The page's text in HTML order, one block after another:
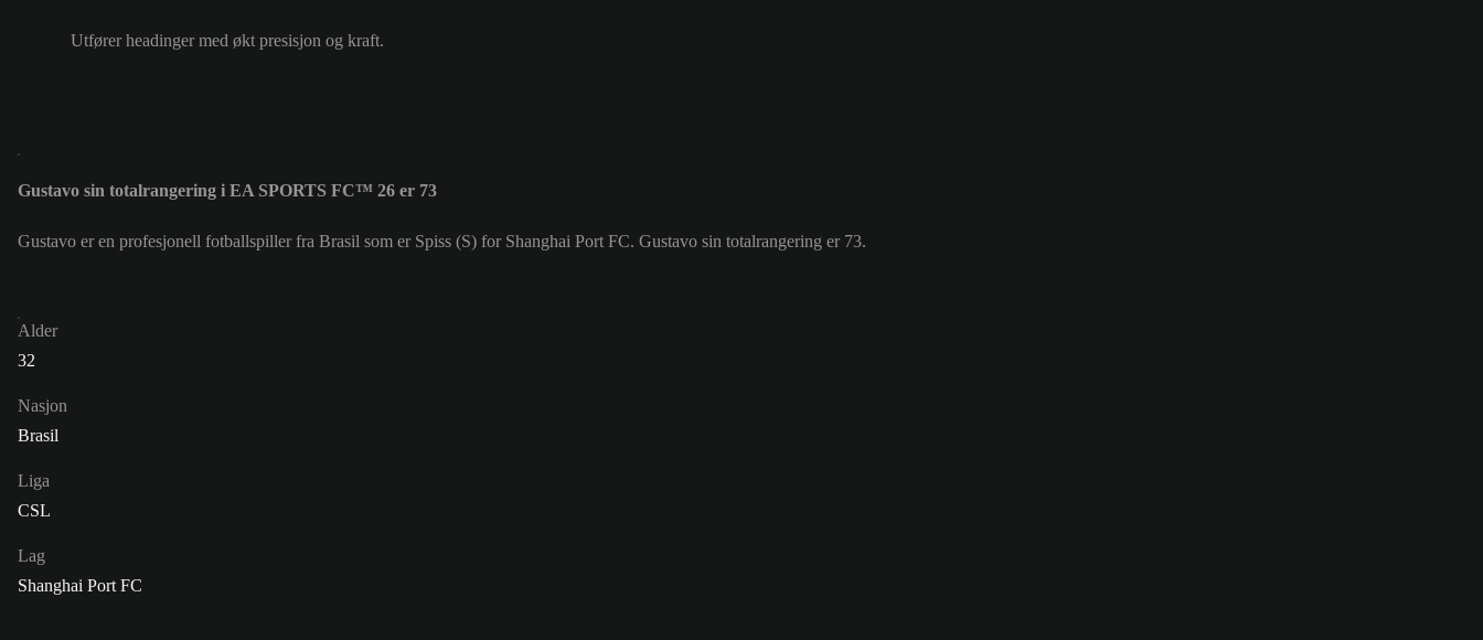
Utfører headinger med økt presisjon og kraft.
Gustavo sin totalrangering i EA SPORTS FC™ 26 er 73
Gustavo er en profesjonell fotballspiller fra Brasil som er Spiss (S) for Shanghai Port FC. Gustavo sin totalrangering er 73.
Alder
32
Nasjon
Brasil
Liga
CSL
Lag
Shanghai Port FC